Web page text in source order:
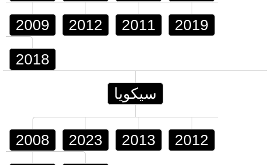
2009 2012 2011 2019
2018
سيكويا
2008 2023 2013 2012